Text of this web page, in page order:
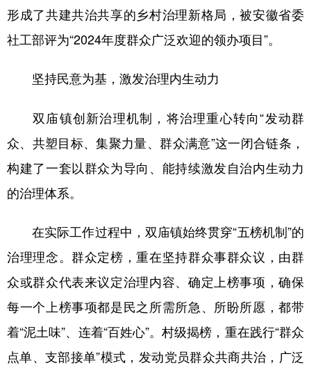
法律 中央文件 金融 汽车
食品 人居 信息化 数字经济
彩票 娱乐 时尚 悦读
公益 一带一路 亚太网 上市公司
地方频道
北京 天津 河北 山西
浙江 安徽 福建 江西
山东 河南 湖北 湖南
形成了共建共治共享的乡村治理新格局，被安徽省委
社工部评为“2024年度群众广泛欢迎的领办项目”。
坚持民意为基，激发治理内生动力
双庙镇创新治理机制，将治理重心转向“发动群
众、共塑目标、集聚力量、群众满意”这一闭合链条，
构建了一套以群众为导向、能持续激发自治内生动力
的治理体系。
在实际工作过程中，双庙镇始终贯穿“五榜机制”的
治理理念。群众定榜，重在坚持群众事群众议，由群
众或群众代表来议定治理内容、确定上榜事项，确保
每一个上榜事项都是民之所需所急、所盼所愿，都带
着“泥土味”、连着“百姓心”。村级揭榜，重在践行“群众
点单、支部接单”模式，发动党员群众共商共治，广泛